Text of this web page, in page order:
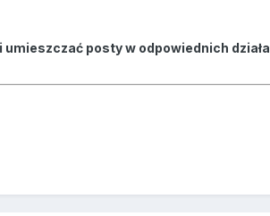
umieszczać posty w odpowiednich